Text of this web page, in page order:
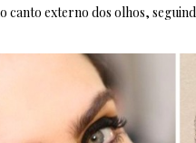
canto externo dos olhos,